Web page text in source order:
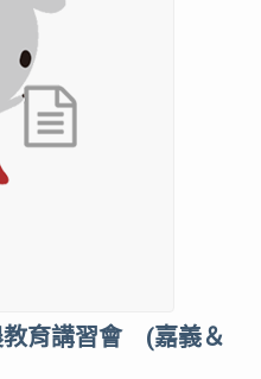
教育講習會 (嘉義＆